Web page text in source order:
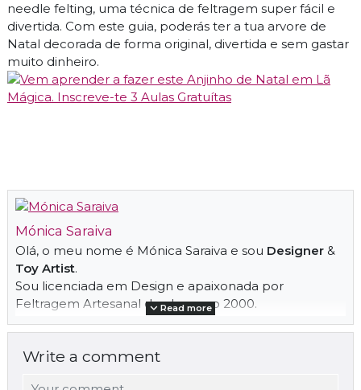
needle felting, uma técnica de feltragem super fácil e
divertida. Com este guia, poderás ter a tua arvore de
Natal decorada de forma original, divertida e sem gastar
muito dinheiro.
Mónica Saraiva
Olá, o meu nome é Mónica Saraiva e sou Designer &
Toy Artist.
Sou licenciada em Design e apaixonada por
Feltragem Artesanal desde o ano 2000.
Desde então especializei-me na técnica de
Feltragem com Agulhas
Feltragem com Água & Sabão
Read more
Write a comment